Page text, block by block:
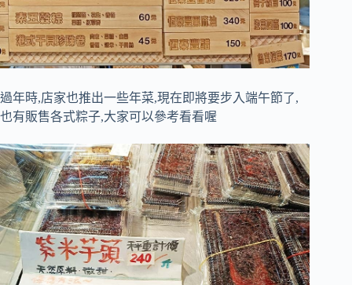
過年時,店家也推出一些年菜,現在即將要步入端午節了,
也有販售各式粽子,大家可以參考看看喔